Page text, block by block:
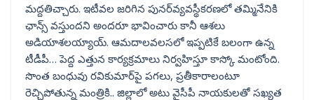
మద్దతిచ్చారు. ఇటీవల జరిగిన పునర్‌వ్యవస్థీకరణలో తమ్మినేనికి
ఛాన్స్ వస్తుందని అందరూ భావించారు కానీ ఆశలు
అడియాశలయ్యాయ్. ఆమదాలవలసలో ఇప్పటికే బలంగా ఉన్న
టీడీపీ… పెద్ద ఎత్తున కార్యక్రమాలు నిర్వహిస్తూ కాస్కో మంటోంది.
సొంత బంధువు రవికుమార్‌పై పగలు, ప్రతీకారాలంటూ
రెచ్చిపోతున్న మంత్రికి.. జిల్లాలో అటు వైసీపీ నాయకులతో సఖ్యత